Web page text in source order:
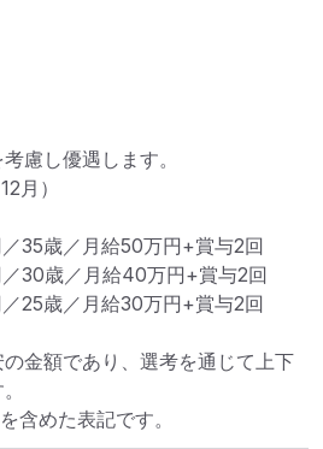
慮し優遇します。
月）
35歳／月給50万円+賞与2回
30歳／月給40万円+賞与2回
25歳／月給30万円+賞与2回
金額であり、選考を通じて上下
含めた表記です。